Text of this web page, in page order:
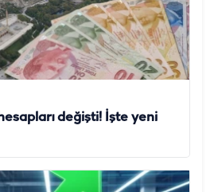
değişti! İşte yeni